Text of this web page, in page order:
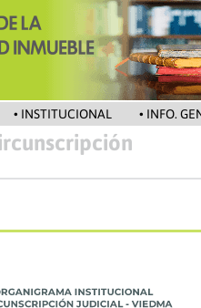
• INSTITUCIONAL • INFO.